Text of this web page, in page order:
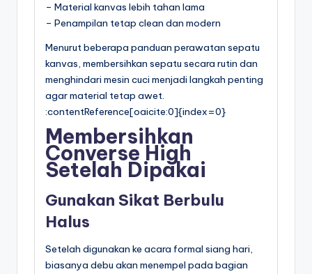
– Material kanvas lebih tahan lama
– Penampilan tetap clean dan modern
Menurut beberapa panduan perawatan sepatu
kanvas, membersihkan sepatu secara rutin dan
menghindari mesin cuci menjadi langkah penting
agar material tetap awet.
:contentReference[oaicite:0]{index=0}
Membersihkan
Converse High
Setelah Dipakai
Gunakan Sikat Berbulu
Halus
Setelah digunakan ke acara formal siang hari,
biasanya debu akan menempel pada bagian